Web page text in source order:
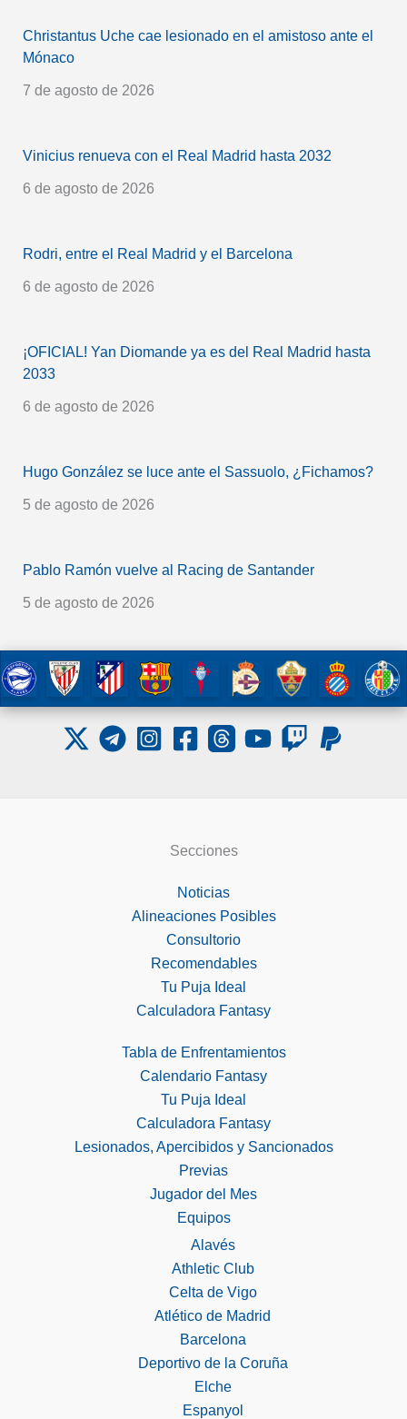
Christantus Uche cae lesionado en el amistoso ante el
Mónaco
7 de agosto de 2026
Vinicius renueva con el Real Madrid hasta 2032
6 de agosto de 2026
Rodri, entre el Real Madrid y el Barcelona
6 de agosto de 2026
¡OFICIAL! Yan Diomande ya es del Real Madrid hasta
2033
6 de agosto de 2026
Hugo González se luce ante el Sassuolo, ¿Fichamos?
5 de agosto de 2026
Pablo Ramón vuelve al Racing de Santander
5 de agosto de 2026
Secciones
Noticias
Alineaciones Posibles
Consultorio
Recomendables
Tu Puja Ideal
Calculadora Fantasy
Tabla de Enfrentamientos
Calendario Fantasy
Tu Puja Ideal
Calculadora Fantasy
Lesionados, Apercibidos y Sancionados
Previas
Jugador del Mes
Equipos
Alavés
Athletic Club
Celta de Vigo
Atlético de Madrid
Barcelona
Deportivo de la Coruña
Elche
Espanyol